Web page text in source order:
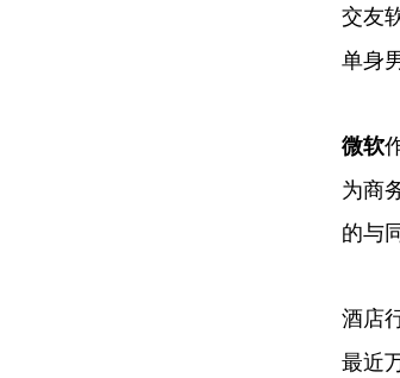
交友
单身
微软
为商
的与
酒店
最近